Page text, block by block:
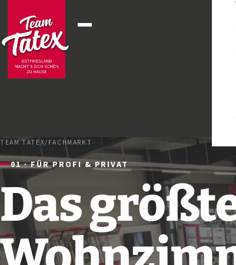
TEAM TATEX/ FACHMARKT
01 · FÜR PROFI & PRIVAT
Das